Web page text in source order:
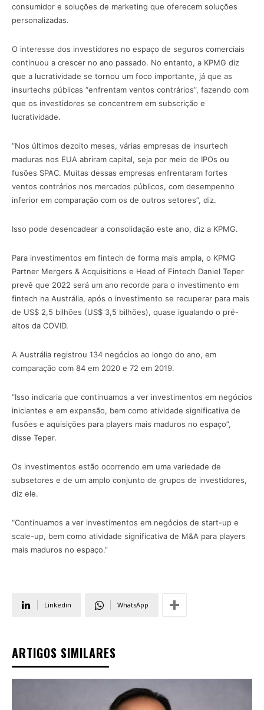
consumidor e soluções de marketing que oferecem soluções
personalizadas.
O interesse dos investidores no espaço de seguros comerciais
continuou a crescer no ano passado. No entanto, a KPMG diz
que a lucratividade se tornou um foco importante, já que as
insurtechs públicas “enfrentam ventos contrários”, fazendo com
que os investidores se concentrem em subscrição e
lucratividade.
“Nos últimos dezoito meses, várias empresas de insurtech
maduras nos EUA abriram capital, seja por meio de IPOs ou
fusões SPAC. Muitas dessas empresas enfrentaram fortes
ventos contrários nos mercados públicos, com desempenho
inferior em comparação com os de outros setores”, diz.
Isso pode desencadear a consolidação este ano, diz a KPMG.
Para investimentos em fintech de forma mais ampla, o KPMG
Partner Mergers & Acquisitions e Head of Fintech Daniel Teper
prevê que 2022 será um ano recorde para o investimento em
fintech na Austrália, após o investimento se recuperar para mais
de US$ 2,5 bilhões (US$ 3,5 bilhões), quase igualando o pré-
altos da COVID.
A Austrália registrou 134 negócios ao longo do ano, em
comparação com 84 em 2020 e 72 em 2019.
“Isso indicaria que continuamos a ver investimentos em negócios
iniciantes e em expansão, bem como atividade significativa de
fusões e aquisições para players mais maduros no espaço”,
disse Teper.
Os investimentos estão ocorrendo em uma variedade de
subsetores e de um amplo conjunto de grupos de investidores,
diz ele.
“Continuamos a ver investimentos em negócios de start-up e
scale-up, bem como atividade significativa de M&A para players
mais maduros no espaço.”
Linkedin WhatsApp
ARTIGOS SIMILARES